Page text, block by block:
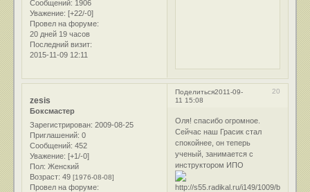
Сообщений: 1906
Уважение: [+22/-0]
Провел на форуме:
20 дней 19 часов
Последний визит:
2015-11-09 12:11
Поделиться 20
2011-09-
11 15:08
zesis
Боксмастер
Зарегистрирован: 2009-08-25
Приглашений: 0
Сообщений: 452
Уважение: [+1/-0]
Пол: Женский
Возраст: 49[1976-08-08]
Провел на форуме:
Оля! спасибо огромное.
Сейчас наш Грасик стал
спокойнее, он теперь
ученый, занимается с
инструктором ИПО